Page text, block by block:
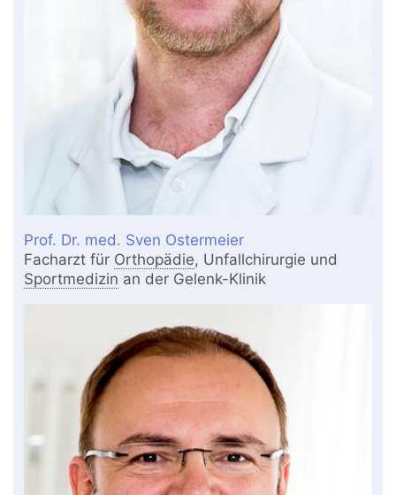
Prof. Dr. med. Sven Ostermeier
Facharzt für Orthopädie, Unfallchirurgie und
Sportmedizin an der Gelenk-Klinik